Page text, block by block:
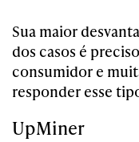
Sua maior
dos casos é
consumidor e
responder esse
UpMiner